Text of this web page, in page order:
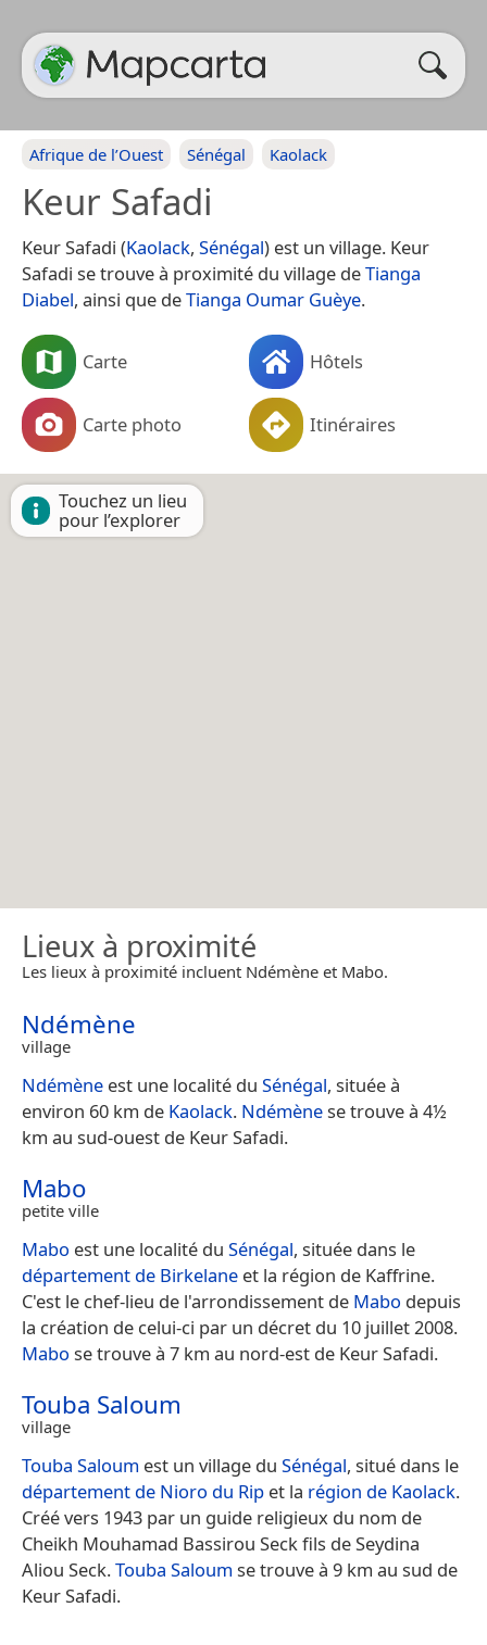
Afrique de l’Ouest Sénégal Kaolack
Keur Safadi
Keur Safadi (Kaolack, Sénégal) est un village. Keur
Safadi se trouve à proximité du village deTianga
Diabel, ainsi que deTianga Oumar Guèye.
Carte Hôtels
Carte photo Itinéraires
Touchez un lieu
pour l’explorer
Lieux à proximité
Les lieux à proximité incluent Ndémène et Mabo.
Ndémène
village
Ndémène est une localité du Sénégal, située à
environ 60 km de Kaolack. Ndémènese trouve à 4½
km au sud-ouest de Keur Safadi.
Mabo
petite ville
Mabo est une localité du Sénégal, située dans le
département de Birkelane et la région de Kaffrine.
C'est le chef-lieu de l'arrondissement de Mabo depuis
la création de celui-ci par un décret du 10 juillet 2008.
Mabo se trouve à 7 km au nord-est de Keur Safadi.
Touba Saloum
village
Touba Saloum est un village du Sénégal, situé dans le
département de Nioro du Rip et la région de Kaolack.
Créé vers 1943 par un guide religieux du nom de
Cheikh Mouhamad Bassirou Seck fils de Seydina
Aliou Seck.Touba Saloum se trouve à 9 km au sud de
Keur Safadi.